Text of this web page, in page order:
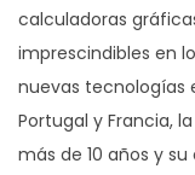
calculadoras
imprescindibles en
nuevas tecnologías
Portugal y Francia,
más de 10 años y